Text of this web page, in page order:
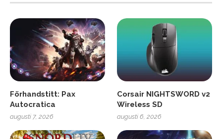
Förhandstitt: Pax
Autocratica
augusti 7, 2026
Corsair NIGHTSWORD v2
Wireless SD
augusti 6, 2026